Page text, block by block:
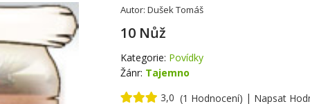
MOBI Reader Online
Autor: Dušek Tomáš
10 Nůž
Kategorie: Povídky
Žánr: Tajemno
3,0 (1 Hodnocení) | Napsat